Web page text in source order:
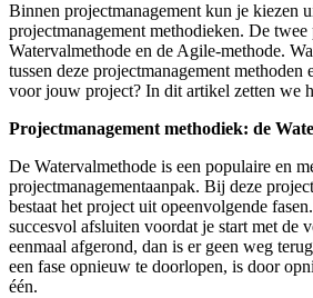
Binnen projectmanagement kun je kiezen
projectmanagement methodieken. De
Watervalmethode en de Agile-methode.
tussen deze projectmanagement methoden
voor jouw project? In dit artikel zetten we
Projectmanagement methodiek: de
De Watervalmethode is een populaire en
projectmanagementaanpak. Bij deze
bestaat het project uit opeenvolgende
succesvol afsluiten voordat je start met de
eenmaal afgerond, dan is er geen weg
een fase opnieuw te doorlopen, is door
één.